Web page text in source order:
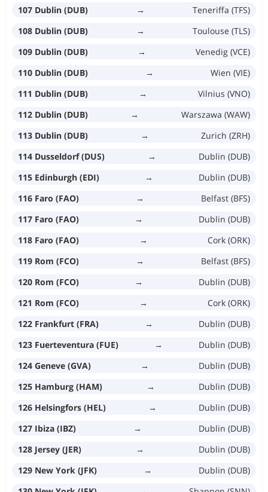
107 Dublin (DUB) →
Teneriffa (TFS)
108 Dublin (DUB)
→
Toulouse (TLS)
109 Dublin (DUB)
→
Venedig (VCE)
110 Dublin (DUB)
→
Wien (VIE)
111 Dublin (DUB)
→
Vilnius (VNO)
112 Dublin (DUB)
→
Warszawa (WAW)
113 Dublin (DUB)
→
Zurich (ZRH)
114 Dusseldorf (DUS)
→
Dublin (DUB)
115 Edinburgh (EDI)
→
Dublin (DUB)
116 Faro (FAO)
→
Belfast (BFS)
117 Faro (FAO)
→
Dublin (DUB)
118 Faro (FAO)
→
Cork (ORK)
119 Rom (FCO)
→
Belfast (BFS)
120 Rom (FCO)
→
Dublin (DUB)
121 Rom (FCO)
→
Cork (ORK)
122 Frankfurt (FRA)
→
Dublin (DUB)
123 Fuerteventura (FUE)
→
Dublin (DUB)
124 Geneve (GVA)
→
Dublin (DUB)
125 Hamburg (HAM)
→
Dublin (DUB)
126 Helsingfors (HEL)
→
Dublin (DUB)
127 Ibiza (IBZ)
→
Dublin (DUB)
128 Jersey (JER)
→
Dublin (DUB)
129 New York (JFK)
→
Dublin (DUB)